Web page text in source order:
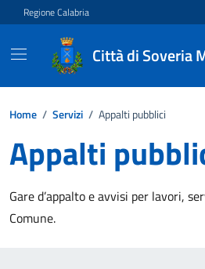
Vai ai contenuti
Vai al footer
Regione Calabria
Città di Soveria
Home / Servizi / Appalti pubblici
Appalti
Gare d’appalto e avvisi per lavori,
Comune.